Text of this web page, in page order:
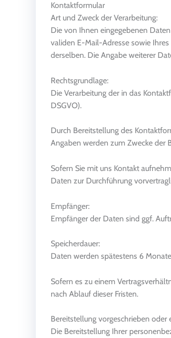
Kontaktformular
Art und Zweck der Verarbeitung:
Die von Ihnen eingegebenen
validen E-Mail-Adresse sowie
derselben. Die Angabe weiterer
Rechtsgrundlage:
Die Verarbeitung der in das
DSGVO).
Durch Bereitstellung des
Angaben werden zum Zwecke der
Sofern Sie mit uns Kontakt
Daten zur Durchführung
Empfänger:
Empfänger der Daten sind ggf.
Speicherdauer:
Daten werden spätestens 6
Sofern es zu einem
nach Ablauf dieser Fristen.
Bereitstellung vorgeschrieben oder
Die Bereitstellung Ihrer